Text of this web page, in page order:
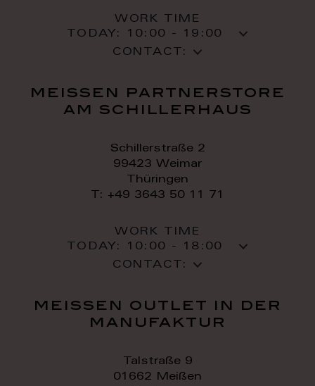
WORK TIME
TODAY:
10:00 - 19:00
CONTACT:
meissen partnerstore
am schillerhaus
Schillerstraße 2
99423 Weimar
Thüringen
T: +49 3643 50 11 71
WORK TIME
TODAY:
10:00 - 18:00
CONTACT:
meissen outlet in der
manufaktur
Talstraße 9
01662 Meißen